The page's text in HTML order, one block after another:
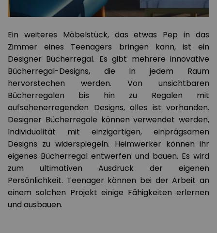
Ein weiteres Möbelstück, das etwas Pep in das
Zimmer eines Teenagers bringen kann, ist ein
Designer Bücherregal. Es gibt mehrere innovative
Bücherregal-Designs, die in jedem Raum
hervorstechen werden. Von unsichtbaren
Bücherregalen bis hin zu Regalen mit
aufsehenerregenden Designs, alles ist vorhanden.
Designer Bücherregale können verwendet werden,
Individualität mit einzigartigen, einprägsamen
Designs zu widerspiegeln. Heimwerker können ihr
eigenes Bücherregal entwerfen und bauen. Es wird
zum ultimativen Ausdruck der eigenen
Persönlichkeit. Teenager können bei der Arbeit an
einem solchen Projekt einige Fähigkeiten erlernen
und ausbauen.